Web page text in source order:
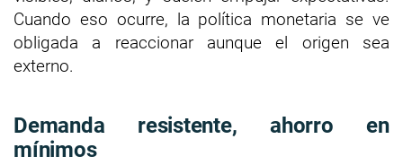
Cuando eso ocurre, la política monetaria se ve
obligada a reaccionar aunque el origen sea
externo.
Demanda resistente, ahorro en
mínimos